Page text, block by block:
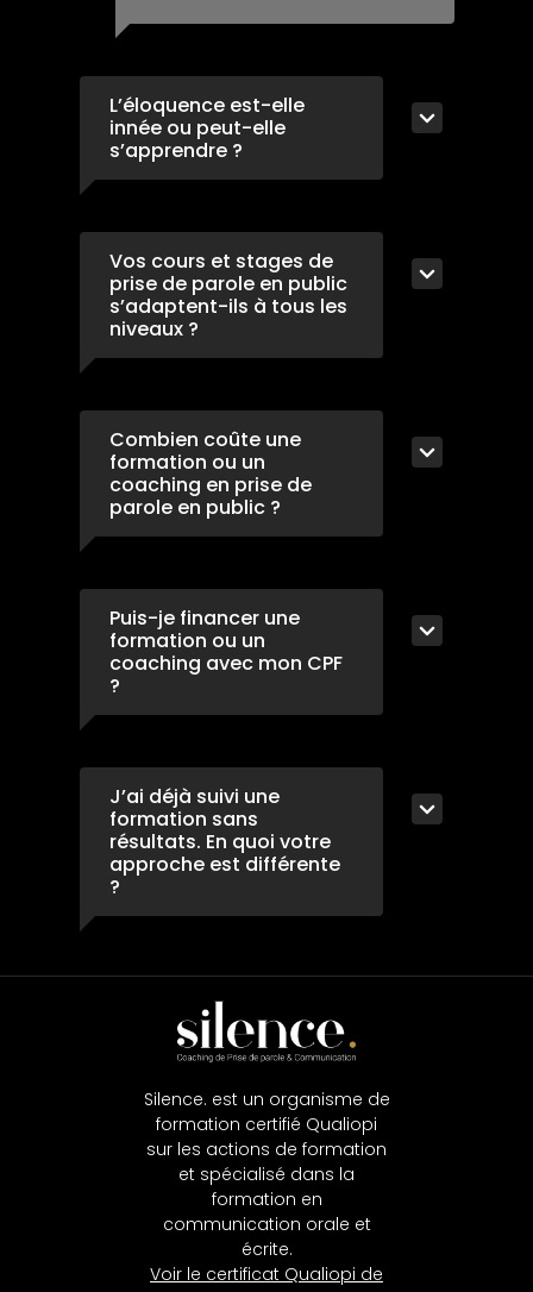
L’éloquence est-elle
innée ou peut-elle
s’apprendre ?
Vos cours et stages de
prise de parole en public
s’adaptent-ils à tous les
niveaux ?
Combien coûte une
formation ou un
coaching en prise de
parole en public ?
Puis-je financer une
formation ou un
coaching avec mon CPF
?
J’ai déjà suivi une
formation sans
résultats. En quoi votre
approche est différente
?
Silence. est un organisme de
formation certifié Qualiopi
sur les actions de formation
et spécialisé dans la
formation en
communication orale et
écrite.
Voir le certificat Qualiopi de